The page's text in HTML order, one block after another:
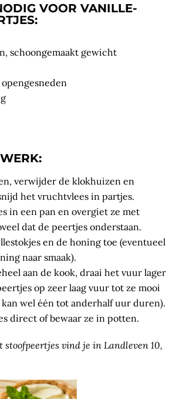
VOOR VANILLE-
schoongemaakt gewicht
verwijder de klokhuizen en
het vruchtvlees in partjes.
in een pan en overgiet ze met
dat de peertjes onderstaan.
en de honing toe (eventueel
naar smaak).
aan de kook, draai het vuur lager
op zeer laag vuur tot ze mooi
wel één tot anderhalf uur duren).
direct of bewaar ze in potten.
stoofpeertjes vind je in Landleven 10,